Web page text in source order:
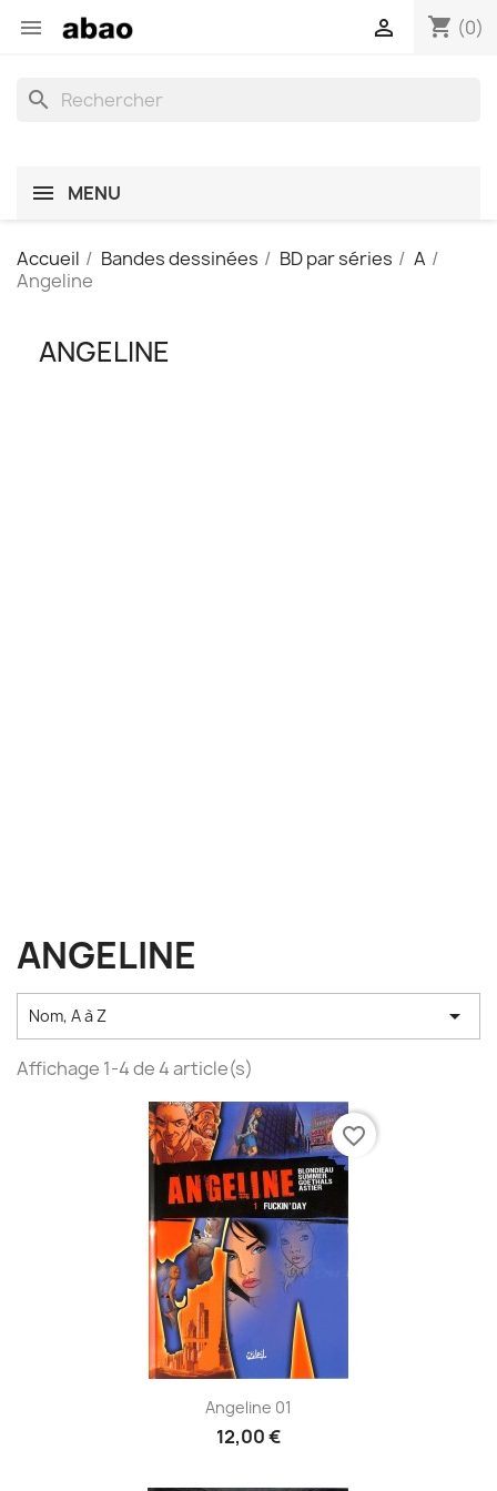
 shopping_cart (0)

search
MENU
Accueil Bandes dessinées BD par séries
A
Angeline
ANGELINE
ANGELINE
Nom, A à Z 
Affichage 1-4 de 4 article(s)
Angeline 01
12,00 €
favorite_border